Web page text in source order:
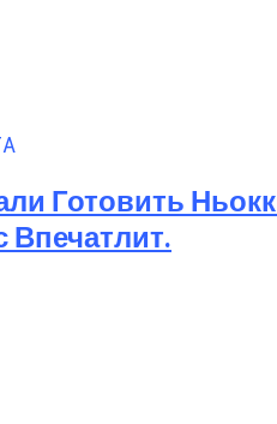
Готовить
Впечатлит.